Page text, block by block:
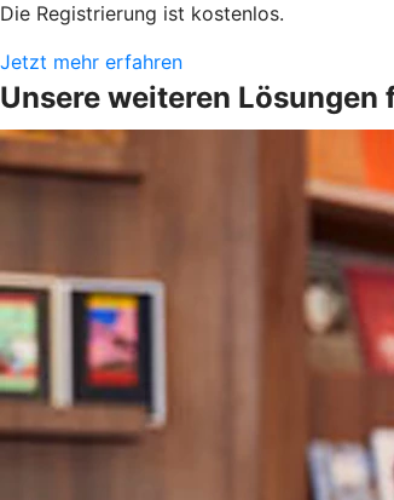
Die Registrierung ist kostenlos.
Jetzt mehr erfahren
Unsere weiteren